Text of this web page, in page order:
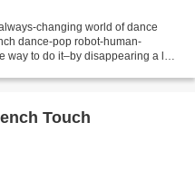
changing world of dance
dance-pop robot-human-
way to do it–by disappearing a lot.
Touch